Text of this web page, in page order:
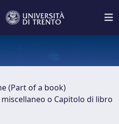
(Part of a book)
o Capitolo di libro